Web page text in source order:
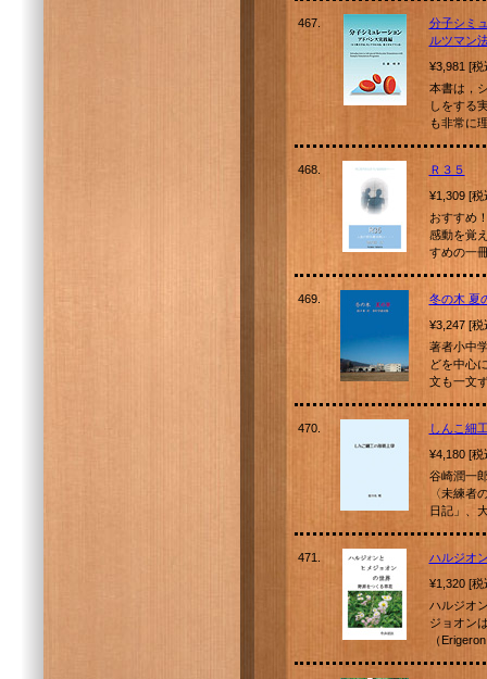
467.
分子シミ
ルツマン
¥3,981 [
本書は，
しをする
も非常に
468.
Ｒ３５
¥1,309 [
おすすめ
感動を覚
すめの一
469.
冬の木 夏
¥3,247 [
著者小中
どを中心
文も一文
470.
しんこ細
¥4,180 [
谷崎潤一
〈未練者
日記」、
471.
ハルジオ
¥1,320 [
ハルジオ
ジョオン
（